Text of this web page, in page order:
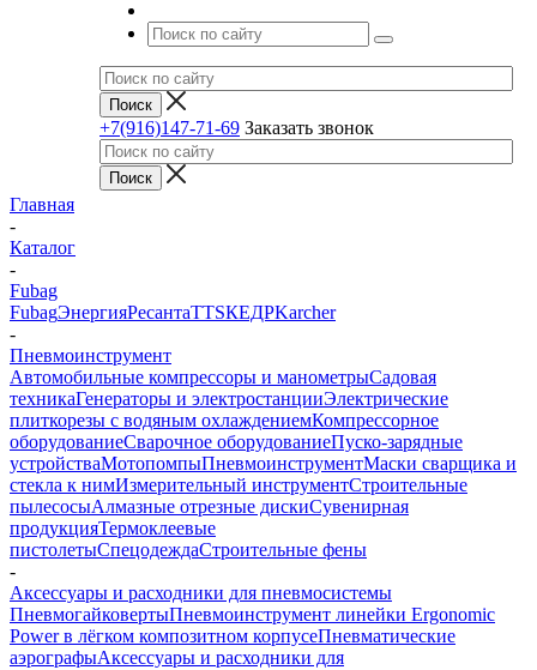
+7(916)147-71-69 Заказать звонок
Главная
-
Каталог
-
Fubag
FubagЭнергияРесантаTTSКЕДРKarcher
-
Пневмоинструмент
Автомобильные компрессоры и манометрыСадовая
техникаГенераторы и электростанцииЭлектрические
плиткорезы с водяным охлаждениемКомпрессорное
оборудованиеСварочное оборудованиеПуско-зарядные
устройстваМотопомпыПневмоинструментМаски сварщика и
стекла к нимИзмерительный инструментСтроительные
пылесосыАлмазные отрезные дискиСувенирная
продукцияТермоклеевые
пистолетыСпецодеждаСтроительные фены
-
Аксессуары и расходники для пневмосистемы
ПневмогайковертыПневмоинструмент линейки Ergonomic
Power в лёгком композитном корпусеПневматические
аэрографыАксессуары и расходники для